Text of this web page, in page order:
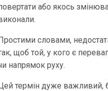
або якось
словами,
щоб той, у кого є
напрямок руху.
термін дуже важливий,